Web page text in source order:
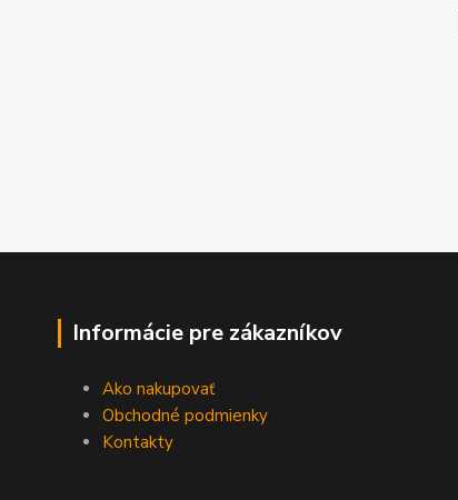
Informácie pre zákazníkov
Ako nakupovať
Obchodné podmienky
Kontakty